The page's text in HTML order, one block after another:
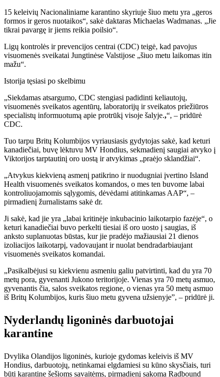
15 keleivių Nacionaliniame karantino skyriuje šiuo metu yra „geros
formos ir geros nuotaikos“, sakė daktaras Michaelas Wadmanas. „Jie
tikrai pavargę ir jiems reikia poilsio“.
Ligų kontrolės ir prevencijos centrai (CDC) teigė, kad pavojus
visuomenės sveikatai Jungtinėse Valstijose „šiuo metu laikomas itin
mažu“.
Istorija tęsiasi po skelbimu
„Siekdamas atsargumo, CDC stengiasi padidinti keliautojų,
visuomenės sveikatos agentūrų, laboratorijų ir sveikatos priežiūros
specialistų informuotumą apie protrūkį visoje šalyje.,“, – pridūrė
CDC.
Tuo tarpu Britų Kolumbijos vyriausiasis gydytojas sakė, kad keturi
kanadiečiai, buvę lėktuvu MV Hondius, sekmadienį saugiai atvyko į
Viktorijos tarptautinį oro uostą ir atvykimas „praėjo sklandžiai“.
„Atvykus kiekvieną asmenį patikrino ir nuodugniai įvertino Island
Health visuomenės sveikatos komandos, o mes ten buvome labai
kontroliuojamomis sąlygomis, dėvėdami atitinkamas AAP“, –
pirmadienį žurnalistams sakė dr.
Ji sakė, kad jie yra „labai kritinėje inkubacinio laikotarpio fazėje“, o
keturi kanadiečiai buvo perkelti tiesiai iš oro uosto į saugias, iš
anksto suplanuotas būstas, kur jie pradėjo mažiausiai 21 dienos
izoliacijos laikotarpį, vadovaujant ir nuolat bendradarbiaujant
visuomenės sveikatos komandai.
„Pasikalbėjusi su kiekvienu asmeniu galiu patvirtinti, kad du yra 70
metų pora, gyvenanti Jukono teritorijoje. Vienas yra 70 metų asmuo,
gyvenantis čia, salos sveikatos regione, o vienas yra 50 metų asmuo
iš Britų Kolumbijos, kuris šiuo metu gyvena užsienyje”, – pridūrė ji.
Nyderlandų ligoninės darbuotojai
karantine
Dvylika Olandijos ligoninės, kurioje gydomas keleivis iš MV
Hondius, darbuotojų, netinkamai elgdamiesi su kūno skysčiais, turi
būti karantine šešioms savaitėms, pirmadienį sakoma Radbound